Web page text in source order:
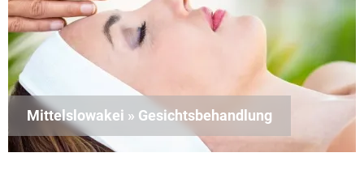
Mittelslowakei » Gesichtsbehandlung